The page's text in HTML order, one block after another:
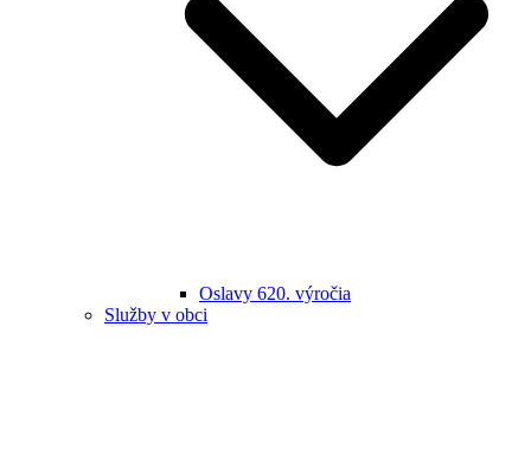
Oslavy 620. výročia
Služby v obci